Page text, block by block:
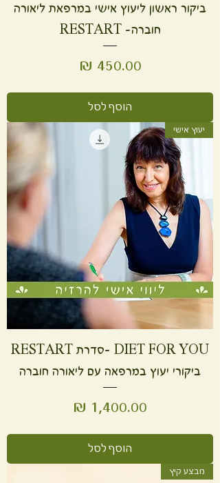
ביקור ראשון ליעוץ אישי במרפאת ליאורה
חוברה- RESTART
מחיר
הוסף לסל
יעוץ אישי
DIET FOR YOU -סדרת RESTART
ביקורי יעוץ במרפאה עם ליאורה חוברה
מחיר
הוסף לסל
מבצע קיץ